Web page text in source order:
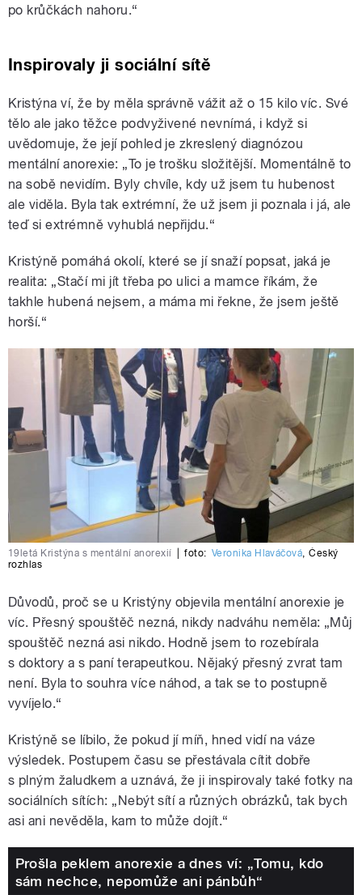
po krůčkách nahoru.“
Inspirovaly ji sociální sítě
Kristýna ví, že by měla správně vážit až o 15 kilo víc. Své
tělo ale jako těžce podvyživené nevnímá, i když si
uvědomuje, že její pohled je zkreslený diagnózou
mentální anorexie: „To je trošku složitější. Momentálně to
na sobě nevidím. Byly chvíle, kdy už jsem tu hubenost
ale viděla. Byla tak extrémní, že už jsem ji poznala i já, ale
teď si extrémně vyhublá nepřijdu.“
Kristýně pomáhá okolí, které se jí snaží popsat, jaká je
realita: „Stačí mi jít třeba po ulici a mamce říkám, že
takhle hubená nejsem, a máma mi řekne, že jsem ještě
horší.“
19letá Kristýna s mentální anorexií foto: Veronika Hlaváčová,Český
rozhlas
Důvodů, proč se u Kristýny objevila mentální anorexie je
víc. Přesný spouštěč nezná, nikdy nadváhu neměla: „Můj
spouštěč nezná asi nikdo. Hodně jsem to rozebírala
s doktory a s paní terapeutkou. Nějaký přesný zvrat tam
není. Byla to souhra více náhod, a tak se to postupně
vyvíjelo.“
Kristýně se líbilo, že pokud jí míň, hned vidí na váze
výsledek. Postupem času se přestávala cítit dobře
s plným žaludkem a uznává, že ji inspirovaly také fotky na
sociálních sítích: „Nebýt sítí a různých obrázků, tak bych
asi ani nevěděla, kam to může dojít.“
Prošla peklem anorexie a dnes ví: „Tomu, kdo
sám nechce, nepomůže ani pánbůh“